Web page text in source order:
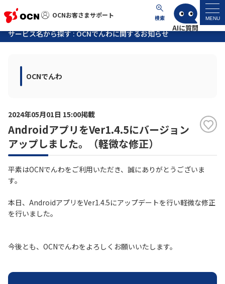
OCNお客さまサポート 検索 MENU
OCNお客さまサポート
マイページ
サポートトップ
よくあるご質問
お問い合わせ
履歴・お気に入り
お知らせ サポートサイトの使い方
サービス名から探す : OCNでんわに関するお知らせ
OCNでんわ
2024年05月01日 15:00掲載
AndroidアプリをVer1.4.5にバージョン
アップしました。（軽微な修正）
平素はOCNでんわをご利用いただき、誠にありがとうございま
す。
本日、AndroidアプリをVer1.4.5にアップデートを行い軽微な修正
を行いました。
今後とも、OCNでんわをよろしくお願いいたします。